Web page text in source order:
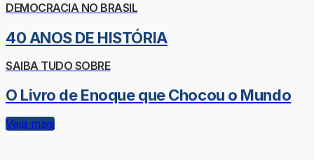
DEMOCRACIA NO BRASIL
40 ANOS DE HISTÓRIA
SAIBA TUDO SOBRE
O Livro de Enoque que Chocou o Mundo
Veja mais